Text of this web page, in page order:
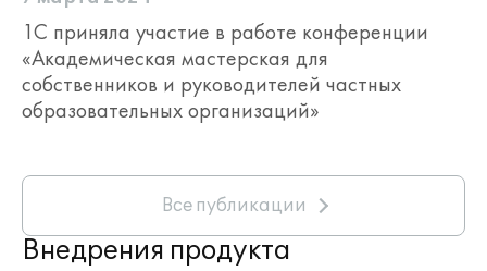
1С приняла участие в работе конференции
«Академическая мастерская для
собственников и руководителей частных
образовательных организаций»
Все публикации
Внедрения продукта